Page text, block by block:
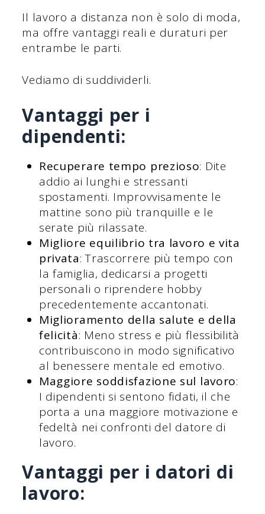
Il lavoro a distanza non è solo di moda,
ma offre vantaggi reali e duraturi per
entrambe le parti.
Vediamo di suddividerli.
Vantaggi per i
dipendenti:
Recuperare tempo prezioso: Dite
addio ai lunghi e stressanti
spostamenti. Improvvisamente le
mattine sono più tranquille e le
serate più rilassate.
Migliore equilibrio tra lavoro e vita
privata: Trascorrere più tempo con
la famiglia, dedicarsi a progetti
personali o riprendere hobby
precedentemente accantonati.
Miglioramento della salute e della
felicità: Meno stress e più flessibilità
contribuiscono in modo significativo
al benessere mentale ed emotivo.
Maggiore soddisfazione sul lavoro:
I dipendenti si sentono fidati, il che
porta a una maggiore motivazione e
fedeltà nei confronti del datore di
lavoro.
Vantaggi per i datori di
lavoro: